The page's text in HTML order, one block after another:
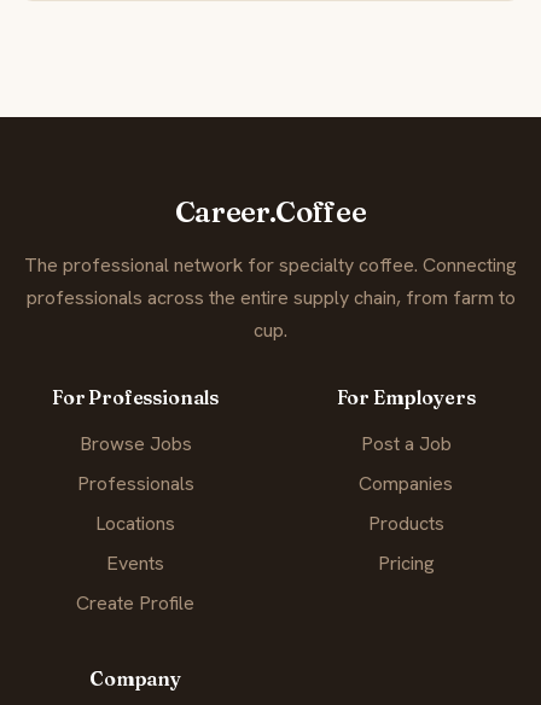
Career.Coffee
The professional network for specialty coffee. Connecting
professionals across the entire supply chain, from farm to
cup.
For Professionals
Browse Jobs
Professionals
Locations
Events
Create Profile
For Employers
Post a Job
Companies
Products
Pricing
Company